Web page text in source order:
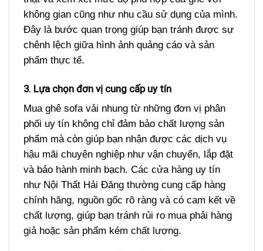
không gian cũng như nhu cầu sử dụng của mình.
Đây là bước quan trọng giúp bạn tránh được sự
chênh lệch giữa hình ảnh quảng cáo và sản
phẩm thực tế.
3. Lựa chọn đơn vị cung cấp uy tín
Mua ghê sofa vải nhung từ những đơn vị phân
phối uy tín không chỉ đảm bảo chất lượng sản
phẩm mà còn giúp bạn nhận được các dịch vụ
hậu mãi chuyên nghiệp như vận chuyển, lắp đặt
và bảo hành minh bạch. Các cửa hàng uy tín
như Nội Thất Hải Đăng thường cung cấp hàng
chính hãng, nguồn gốc rõ ràng và có cam kết về
chất lượng, giúp bạn tránh rủi ro mua phải hàng
giả hoặc sản phẩm kém chất lượng.